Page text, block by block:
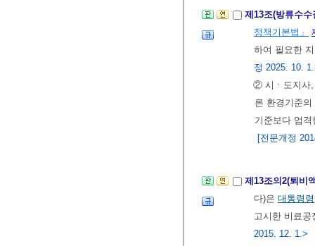
제13조(방류수
정책기본법」
하여 필요한
정 2025. 10.
② 시ㆍ도지사,
른 환경기준
기준보다 엄
[전문개정
제13조의2(퇴비
다)은 대통령령
고시한 비료
2015. 12. 1.>